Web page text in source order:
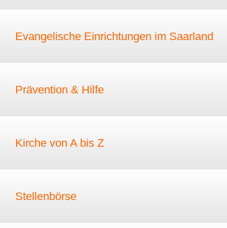
Evangelische Einrichtungen im Saarland
Prävention & Hilfe
Kirche von A bis Z
Stellenbörse